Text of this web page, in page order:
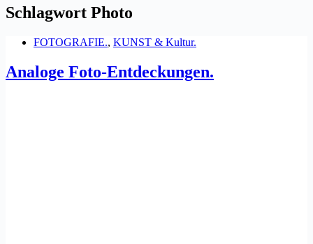
Schlagwort Photo
FOTOGRAFIE., KUNST & Kultur.
Analoge Foto-Entdeckungen.